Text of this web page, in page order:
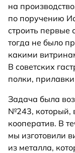
на
по поручению
строить первые
тогда не было
какими
В советских
полки,
Задача была
№243, который,
кооператив. В
мы изготовили
из металла,